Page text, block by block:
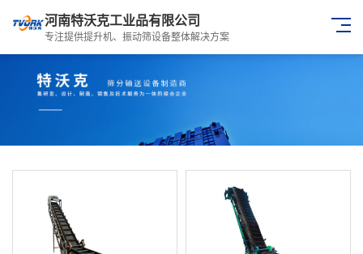
河南特沃克工业品有限公司
专注提供提升机、振动筛设备整体解决方案